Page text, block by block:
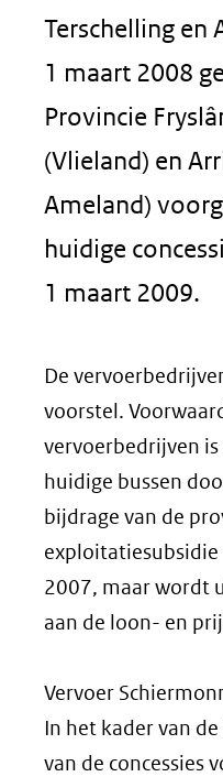
Terschelling en
1 maart 2008
Provincie
(Vlieland) en
Ameland)
huidige
1 maart 2009.
De
voorstel.
vervoerbedrijven
huidige bussen
bijdrage van de
exploitatiesubsidie
2007, maar wordt
aan de loon- en
Vervoer
In het kader van
van de concessies